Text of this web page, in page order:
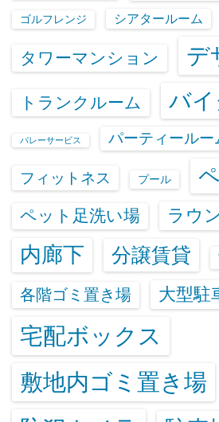
ゴルフレンジ シアタールーム
タワーマンション デ
トランクルーム バ
バレーサービス パーティールー
フィットネス プール
ペット足洗い場 ラウ
内廊下 分譲賃貸
各階ゴミ置き場 大型駐
宅配ボックス
敷地内ゴミ置き場